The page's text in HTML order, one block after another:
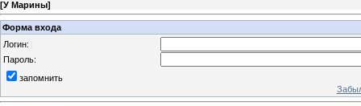
[У Марины]
Форма входа
Логин:
Пароль:
запомнить